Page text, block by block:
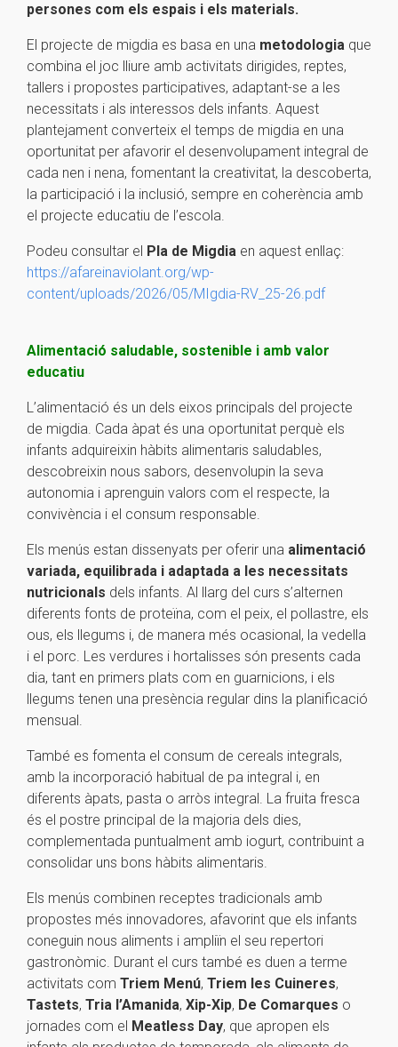
persones com els espais i els materials.
El projecte de migdia es basa en una metodologia que
combina el joc lliure amb activitats dirigides, reptes,
tallers i propostes participatives, adaptant-se a les
necessitats i als interessos dels infants. Aquest
plantejament converteix el temps de migdia en una
oportunitat per afavorir el desenvolupament integral de
cada nen i nena, fomentant la creativitat, la descoberta,
la participació i la inclusió, sempre en coherència amb
el projecte educatiu de l’escola.
Podeu consultar el Pla de Migdia en aquest enllaç:
https://afareinaviolant.org/wp-
content/uploads/2026/05/MIgdia-RV_25-26.pdf
Alimentació saludable, sostenible i amb valor
educatiu
L’alimentació és un dels eixos principals del projecte
de migdia. Cada àpat és una oportunitat perquè els
infants adquireixin hàbits alimentaris saludables,
descobreixin nous sabors, desenvolupin la seva
autonomia i aprenguin valors com el respecte, la
convivència i el consum responsable.
Els menús estan dissenyats per oferir una alimentació
variada, equilibrada i adaptada a les necessitats
nutricionals dels infants. Al llarg del curs s’alternen
diferents fonts de proteïna, com el peix, el pollastre, els
ous, els llegums i, de manera més ocasional, la vedella
i el porc. Les verdures i hortalisses són presents cada
dia, tant en primers plats com en guarnicions, i els
llegums tenen una presència regular dins la planificació
mensual.
També es fomenta el consum de cereals integrals,
amb la incorporació habitual de pa integral i, en
diferents àpats, pasta o arròs integral. La fruita fresca
és el postre principal de la majoria dels dies,
complementada puntualment amb iogurt, contribuint a
consolidar uns bons hàbits alimentaris.
Els menús combinen receptes tradicionals amb
propostes més innovadores, afavorint que els infants
coneguin nous aliments i ampliïn el seu repertori
gastronòmic. Durant el curs també es duen a terme
activitats com Triem Menú, Triem les Cuineres,
Tastets, Tria l’Amanida, Xip-Xip, De Comarques o
jornades com el Meatless Day, que apropen els